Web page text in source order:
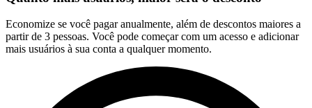
Economize se você pagar anualmente, além de descontos maiores a
partir de 3 pessoas. Você pode começar com um acesso e adicionar
mais usuários à sua conta a qualquer momento.